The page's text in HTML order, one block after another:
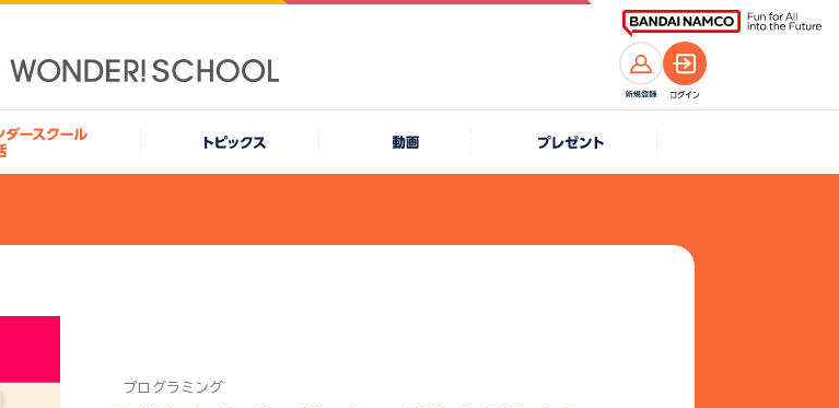
プログラミング